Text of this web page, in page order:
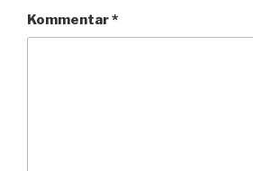
Kommentar*